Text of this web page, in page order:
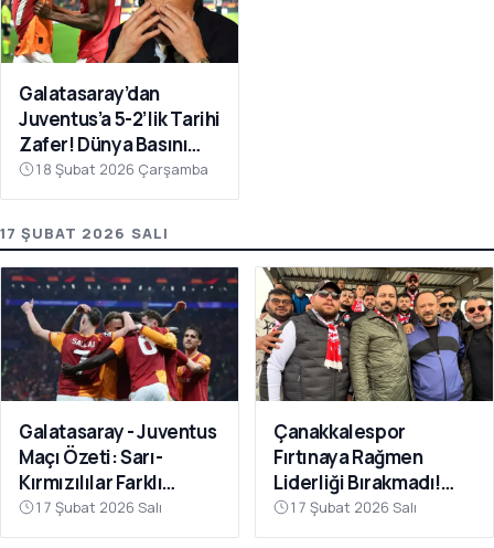
Galatasaray’dan
Juventus’a 5-2’lik Tarihi
Zafer! Dünya Basını
Manşetlere Taşıdı
18 Şubat 2026 Çarşamba
17 ŞUBAT 2026 SALI
Galatasaray - Juventus
Maçı Özeti: Sarı-
Kırmızılılar Farklı
Kazandı
17 Şubat 2026 Salı
Çanakkalespor
Fırtınaya Rağmen
Liderliği Bırakmadı!
Bayramiç
Deplasmanında Kritik 3
17 Şubat 2026 Salı